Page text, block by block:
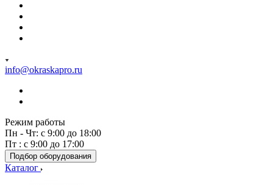
info@okraskapro.ru
Режим работы
Пн - Чт: с 9:00 до 18:00
Пт : с 9:00 до 17:00
Подбор оборудования
Каталог